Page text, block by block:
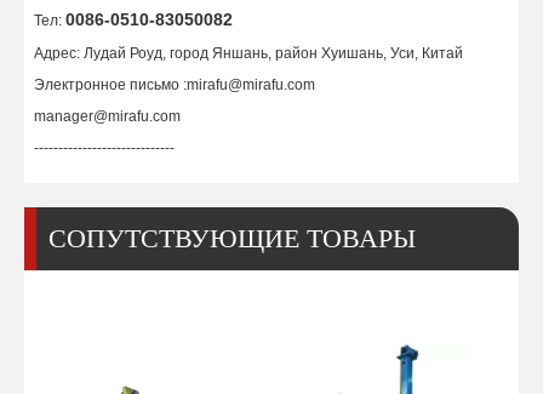
Тел: 0086-0510-83050082
Адрес: Лудай Роуд, город Яншань, район Хуишань, Уси, Китай
Электронное письмо :mirafu@mirafu.com
manager@mirafu.com
-----------------------------
СОПУТСТВУЮЩИЕ ТОВАРЫ